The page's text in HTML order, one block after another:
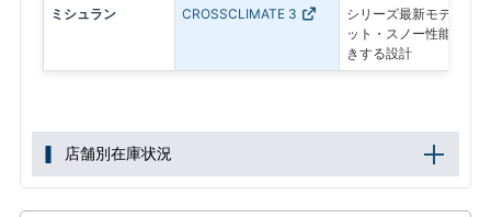
ミシュラン CROSSCLIMATE 3
シリーズ最新モデル。
ット・スノー性能を高
きする設計
店舗別在庫状況